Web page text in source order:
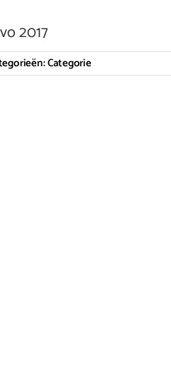
2017
Categorie